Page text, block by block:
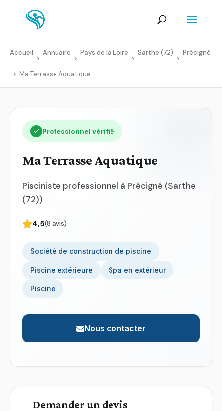
Accueil
>
Annuaire
>
Pays de la Loire
>
Sarthe (72)
>
Précigné
> Ma Terrasse Aquatique
Professionnel vérifié
Ma Terrasse Aquatique
Pisciniste professionnel à Précigné (Sarthe
(72))
4,5(8 avis)
Société de construction de piscine
Piscine extérieure Spa en extérieur
Piscine
Nous contacter
Demander un devis